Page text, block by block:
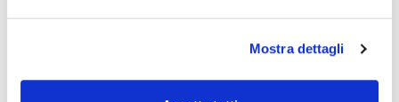
Mostra dettagli